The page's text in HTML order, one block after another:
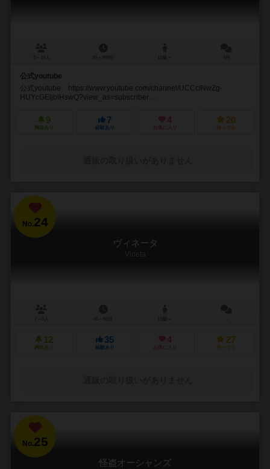
公式youtube
公式youtube https://www.youtube.com/channel/UCCcINwZg-
HUYcGEljblHswQ?view_as=subscriber ...
9
興味あり
7
経験あり
4
お気に入り
20
持ってる
No.24
ヴィネータ
Vineta
12
興味あり
35
経験あり
4
お気に入り
27
持ってる
No.25
怪盗オーシャンズ